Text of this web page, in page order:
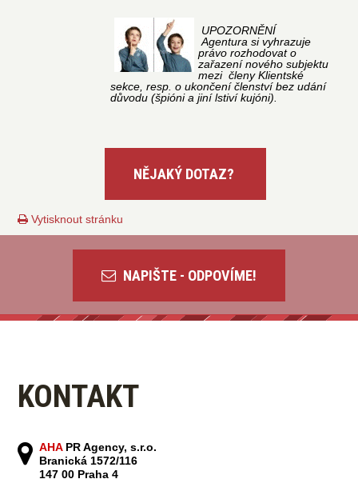
UPOZORNĚNÍ
Agentura si vyhrazuje
právo rozhodovat o
zařazení nového subjektu
mezi členy Klientské
sekce, resp. o ukončení členství bez udání
důvodu (špióni a jiní lstiví kujóni).
Vytisknout stránku
NAPIŠTE - ODPOVÍME!
KONTAKT
AHA PR Agency, s.r.o.
Branická 1572/116
147 00 Praha 4